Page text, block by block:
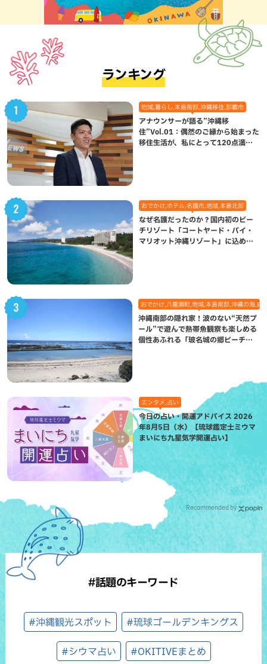
ランキング
地域,暮らし,本島南部,沖縄移住,那覇市
アナウンサーが語る”沖縄移
住”Vol.01：偶然のご縁から始まった
移住生活が、私にとって120点満点
おでかけ,ホテル,名護市,地域,本島北部
なぜ名護だったのか？国内初のビー
チリゾート「コートヤード・バイ・
マリオット沖縄リゾート」に込めら
おでかけ,八重瀬町,地域,本島南部,沖縄の海,自
沖縄南部の隠れ家！波のない“天然プ
ール”で遊んで熱帯魚観察も楽しめる
個性あふれる「玻名城の郷ビーチ」
エンタメ,占い
今日の占い・開運アドバイス 2026
年8月5日（水）【琉球鑑定士ミウマ
まいにち九星気学開運占い】
Recommended by
#話題のキーワード
#沖縄観光スポット #琉球ゴールデンキングス
#シウマ占い #OKITIVEまとめ